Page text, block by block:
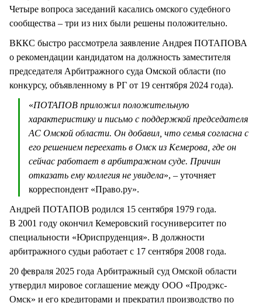
Четыре вопроса заседаний касались омского судебного
сообщества – три из них были решены положительно.
ВККС быстро рассмотрела заявление Андрея ПОТАПОВА
о рекомендации кандидатом на должность заместителя
председателя Арбитражного суда Омской области (по
конкурсу, объявленному в РГ от 19 сентября 2024 года).
«ПОТАПОВ приложил положительную
характеристику и письмо с поддержкой председателя
АС Омской области. Он добавил, что семья согласна с
его решением переехать в Омск из Кемерова, где он
сейчас работает в арбитражном суде. Причин
отказать ему коллегия не увидела», – уточняет
корреспондент «Право.ру».
Андрей ПОТАПОВ родился 15 сентября 1979 года.
В 2001 году окончил Кемеровский госуниверситет по
специальности «Юриспруденция». В должности
арбитражного судьи работает с 17 сентября 2008 года.
20 февраля 2025 года Арбитражный суд Омской области
утвердил мировое соглашение между ООО «Продэкс-
Омск» и его кредиторами и прекратил производство по